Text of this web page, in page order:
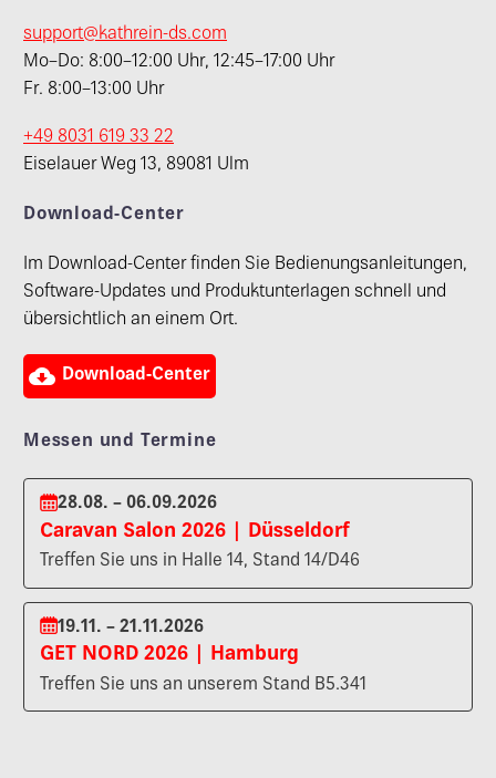
support@kathrein-ds.com
Mo–Do: 8:00–12:00 Uhr, 12:45–17:00 Uhr
Fr. 8:00–13:00 Uhr
+49 8031 619 33 22
Eiselauer Weg 13, 89081 Ulm
Download-Center
Im Download-Center finden Sie Bedienungsanleitungen,
Software-Updates und Produktunterlagen schnell und
übersichtlich an einem Ort.
 Download-Center
Messen und Termine
28.08. – 06.09.2026
Caravan Salon 2026 | Düsseldorf
Treffen Sie uns in Halle 14, Stand 14/D46
19.11. – 21.11.2026
GET NORD 2026 | Hamburg
Treffen Sie uns an unserem Stand B5.341